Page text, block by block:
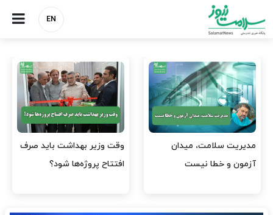
EN
واردات دارو و کالاهای اساسی
باید در اولویت تخصیص ارز
پرستاران، سرمایه‌های از
دست‌رفته نظام سلامت/ چرا